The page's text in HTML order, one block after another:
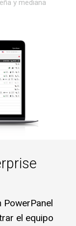
y mediana
el equipo